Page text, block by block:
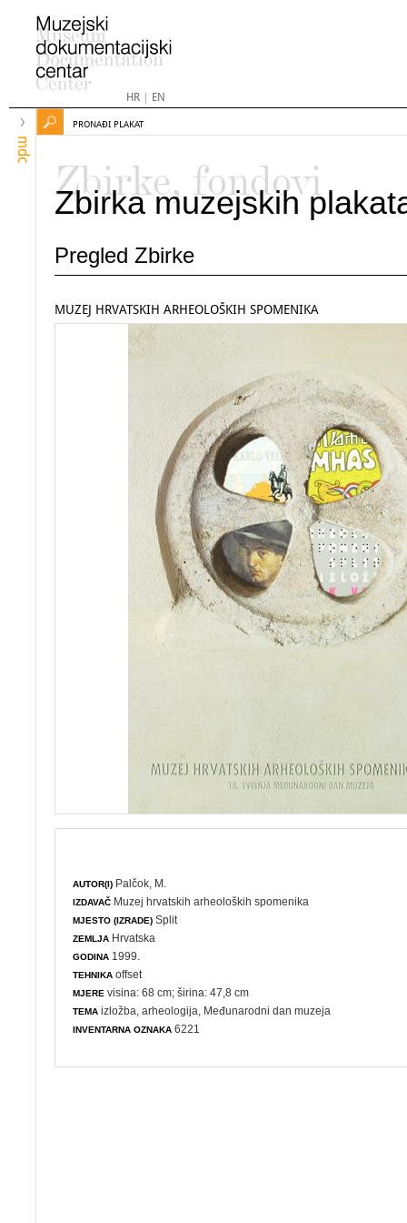
HR| EN
mdc
PRONAĐI PLAKAT
Zbirke, fondovi
Zbirka muzejskih
Pregled Zbirke
MUZEJ HRVATSKIH ARHEOLOŠKIH SPOMENIKA
AUTOR(I) Palčok, M.
IZDAVAČ Muzej hrvatskih arheoloških spomenika
MJESTO (IZRADE) Split
ZEMLJA Hrvatska
GODINA 1999.
TEHNIKA offset
MJERE visina: 68 cm; širina: 47,8 cm
TEMA izložba ,arheologija Međunarodni dan muzeja
INVENTARNA OZNAKA 6221